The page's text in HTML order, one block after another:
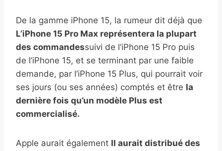
De la gamme iPhone 15, la rumeur dit déjà que
L’iPhone 15 Pro Max représentera la plupart
des commandessuivi de l’iPhone 15 Pro puis
de l’iPhone 15, et se terminant par une faible
demande, par l’iPhone 15 Plus, qui pourrait voir
ses jours (ou ses années) comptés et être la
dernière fois qu’un modèle Plus est
commercialisé.
Apple aurait également Il aurait distribué des